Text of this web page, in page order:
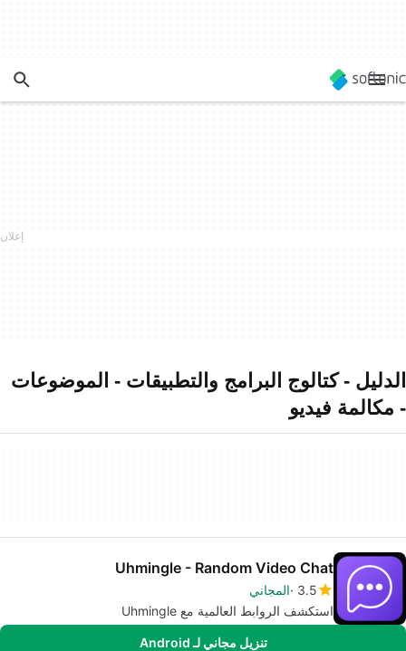
الدليل - كتالوج البرامج والتطبيقات - الموضوعات
- مكالمة فيديو
Uhmingle - Random Video Chat
3.5 المجاني
استكشف الروابط العالمية مع Uhmingle
تنزيل مجاني لـ Android